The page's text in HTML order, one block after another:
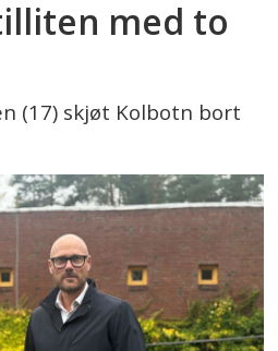
med to
(17) skjøt Kolbotn bort